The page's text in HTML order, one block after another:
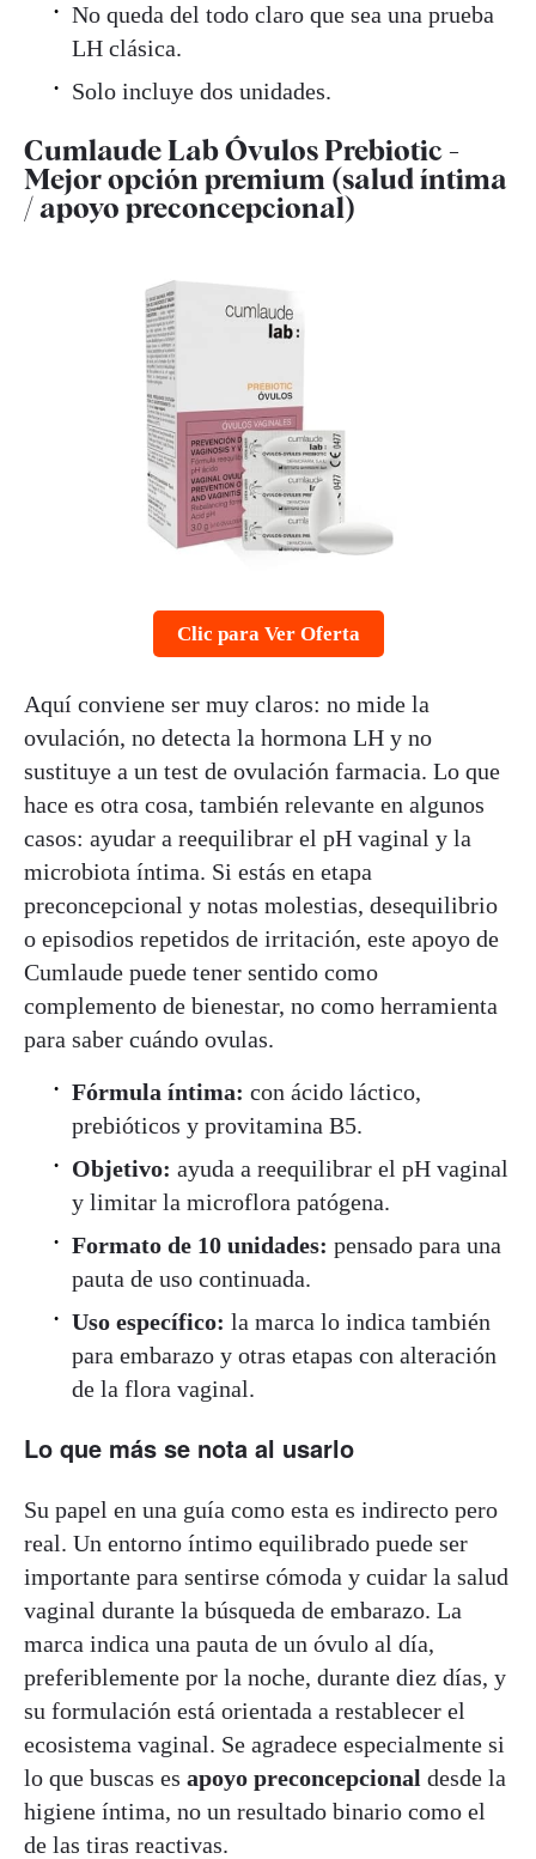
No queda del todo claro que sea una prueba
LH clásica.
Solo incluye dos unidades.
Cumlaude Lab Óvulos Prebiotic -
Mejor opción premium (salud íntima
/ apoyo preconcepcional)
Clic para Ver Oferta
Aquí conviene ser muy claros: no mide la
ovulación, no detecta la hormona LH y no
sustituye a un test de ovulación farmacia. Lo que
hace es otra cosa, también relevante en algunos
casos: ayudar a reequilibrar el pH vaginal y la
microbiota íntima. Si estás en etapa
preconcepcional y notas molestias, desequilibrio
o episodios repetidos de irritación, este apoyo de
Cumlaude puede tener sentido como
complemento de bienestar, no como herramienta
para saber cuándo ovulas.
Fórmula íntima: con ácido láctico,
prebióticos y provitamina B5.
Objetivo: ayuda a reequilibrar el pH vaginal
y limitar la microflora patógena.
Formato de 10 unidades: pensado para una
pauta de uso continuada.
Uso específico: la marca lo indica también
para embarazo y otras etapas con alteración
de la flora vaginal.
Lo que más se nota al usarlo
Su papel en una guía como esta es indirecto pero
real. Un entorno íntimo equilibrado puede ser
importante para sentirse cómoda y cuidar la salud
vaginal durante la búsqueda de embarazo. La
marca indica una pauta de un óvulo al día,
preferiblemente por la noche, durante diez días, y
su formulación está orientada a restablecer el
ecosistema vaginal. Se agradece especialmente si
lo que buscas es apoyo preconcepcional desde la
higiene íntima, no un resultado binario como el
de las tiras reactivas.